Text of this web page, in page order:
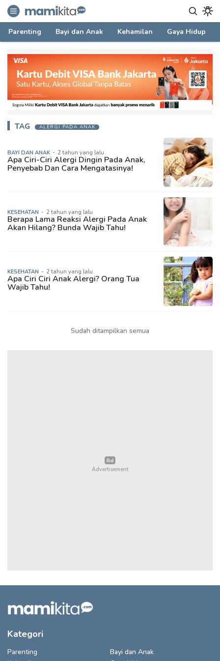
mamikita.com
Informasi Parenting untuk Mami Milenial
Parenting Bayi dan Anak Kehamilan Gaya Hidup
TAG ALERGI PADA ANAK
BAYI DAN ANAK - 2 tahun yang lalu
Apa Ciri-Ciri Alergi Dingin Pada Anak,
Penyebab Dan Cara Mengatasinya!
KESEHATAN - 2 tahun yang lalu
Berapa Lama Reaksi Alergi Pada Anak
Akan Hilang? Bunda Wajib Tahu!
KESEHATAN - 2 tahun yang lalu
Apa Ciri Ciri Anak Alergi? Orang Tua
Wajib Tahu!
Sudah ditampilkan semua
Kategori
Parenting
Bayi dan Anak